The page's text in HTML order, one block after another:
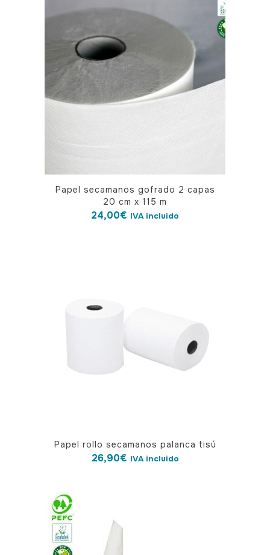
Papel secamanos gofrado 2 capas
20 cm x 115 m
24,00€ IVA incluido
Papel rollo secamanos palanca tisú
26,90€ IVA incluido